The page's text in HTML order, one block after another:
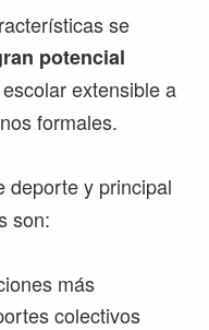
se
potencial
extensible a
formales.
deporte y principal
son:
más
colectivos